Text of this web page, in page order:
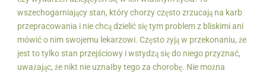
wszechogarniający stan, który chorzy często zrzucają na karb
przepracowania i nie chcą dzielić się tym problem z bliskimi ani
mówić o nim swojemu lekarzowi. Często żyją w przekonaniu, że
jest to tylko stan przejściowy i wstydzą się do niego przyznać,
uważając, że nikt nie uznałby tego za chorobę. Nie można